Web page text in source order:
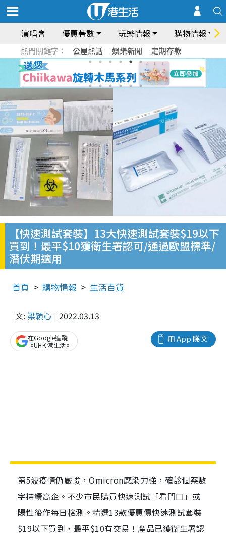
演唱會 優惠著數 玩樂情報 購物情報
熱門關鍵字： 公屋熱話 娛樂新聞 定期存款
【快速測試套裝】13大快速測試套裝$19以下
買到！最平$10獲衛生署認可/通過歐盟標準/
潛伏期適用
首頁 購物情報 生活百貨
文: 梁穎心 2022.03.13
用 App 睇文
在Google追蹤
《UHK 港生活》
第5波疫情仍嚴峻，Omicron感染力強，確診個案數
字持續高企。不少市民購買快速測試「看門口」或
陽性後作每日檢測。精選13款優惠價快速測試套裝
$19以下買到，最平$10有交易！產品已獲衛生署認